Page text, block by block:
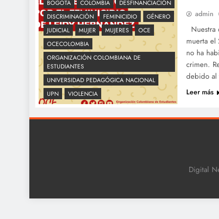
BOGOTÁ COLOMBIA
DESFINANCIACIÓN
DISCRIMINACIÓN
FEMINICIDIO
GÉNERO
JUDICIAL
MUJER MUJERES
OCE
OCECOLOMBIA
ORGANIZACIÓN COLOMBIANA DE
ESTUDIANTES
UNIVERSIDAD PEDAGÓGICA NACIONAL
UPN
VIOLENCIA
admin
Nuestra
muerta
no ha
crimen.
debido al
Leer más
Digital